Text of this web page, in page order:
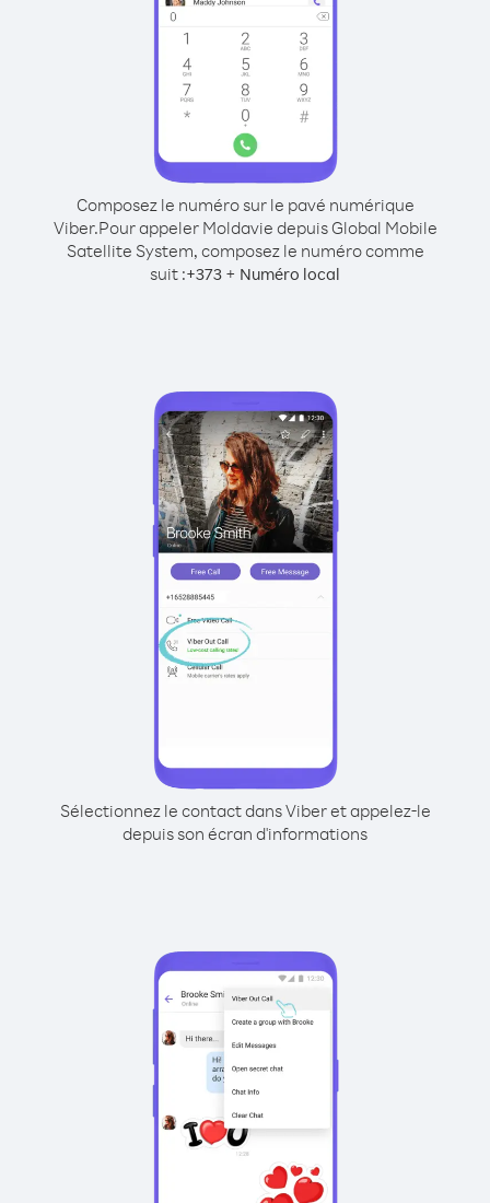
Composez le numéro sur le pavé numérique
Viber.Pour appeler Moldavie depuis Global Mobile
Satellite System, composez le numéro comme
suit :+373 + Numéro local
Sélectionnez le contact dans Viber et appelez-le
depuis son écran d'informations